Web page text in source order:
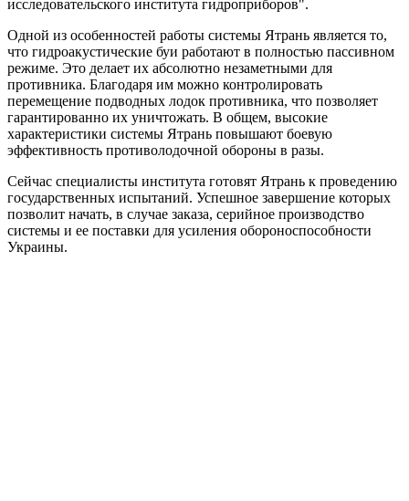
исследовательского института гидроприборов".
Одной из особенностей работы системы Ятрань является то,
что гидроакустические буи работают в полностью пассивном
режиме. Это делает их абсолютно незаметными для
противника. Благодаря им можно контролировать
перемещение подводных лодок противника, что позволяет
гарантированно их уничтожать. В общем, высокие
характеристики системы Ятрань повышают боевую
эффективность противолодочной обороны в разы.
Сейчас специалисты института готовят Ятрань к проведению
государственных испытаний. Успешное завершение которых
позволит начать, в случае заказа, серийное производство
системы и ее поставки для усиления обороноспособности
Украины.